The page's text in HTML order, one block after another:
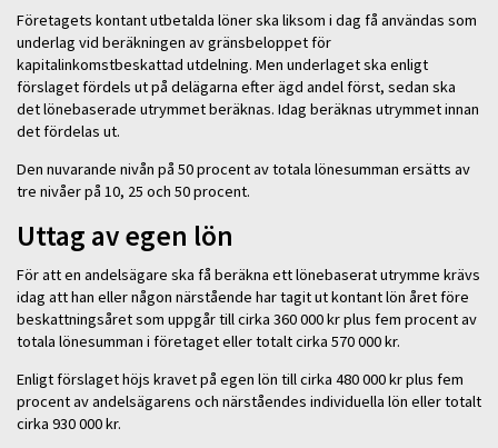
Företagets kontant utbetalda löner ska liksom i dag få användas som
underlag vid beräkningen av gränsbeloppet för
kapitalinkomstbeskattad utdelning. Men underlaget ska enligt
förslaget fördels ut på delägarna efter ägd andel först, sedan ska
det lönebaserade utrymmet beräknas. Idag beräknas utrymmet innan
det fördelas ut.
Den nuvarande nivån på 50 procent av totala lönesumman ersätts av
tre nivåer på 10, 25 och 50 procent.
Uttag av egen lön
För att en andelsägare ska få beräkna ett lönebaserat utrymme krävs
idag att han eller någon närstående har tagit ut kontant lön året före
beskattningsåret som uppgår till cirka 360 000 kr plus fem procent av
totala lönesumman i företaget eller totalt cirka 570 000 kr.
Enligt förslaget höjs kravet på egen lön till cirka 480 000 kr plus fem
procent av andelsägarens och närståendes individuella lön eller totalt
cirka 930 000 kr.